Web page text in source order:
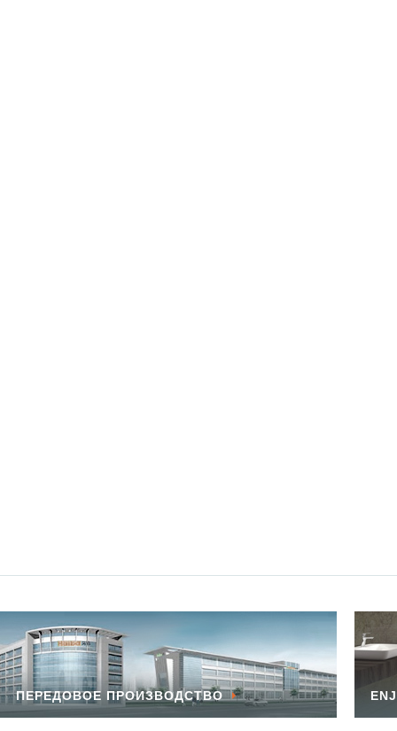
ПЕРЕДОВОЕ ПРОИЗВОДСТВО